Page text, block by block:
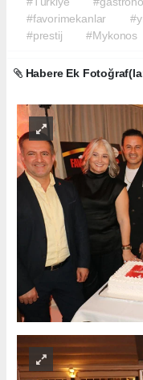
#favorimekanlar
#prestij
#Mykonos
Habere Ek